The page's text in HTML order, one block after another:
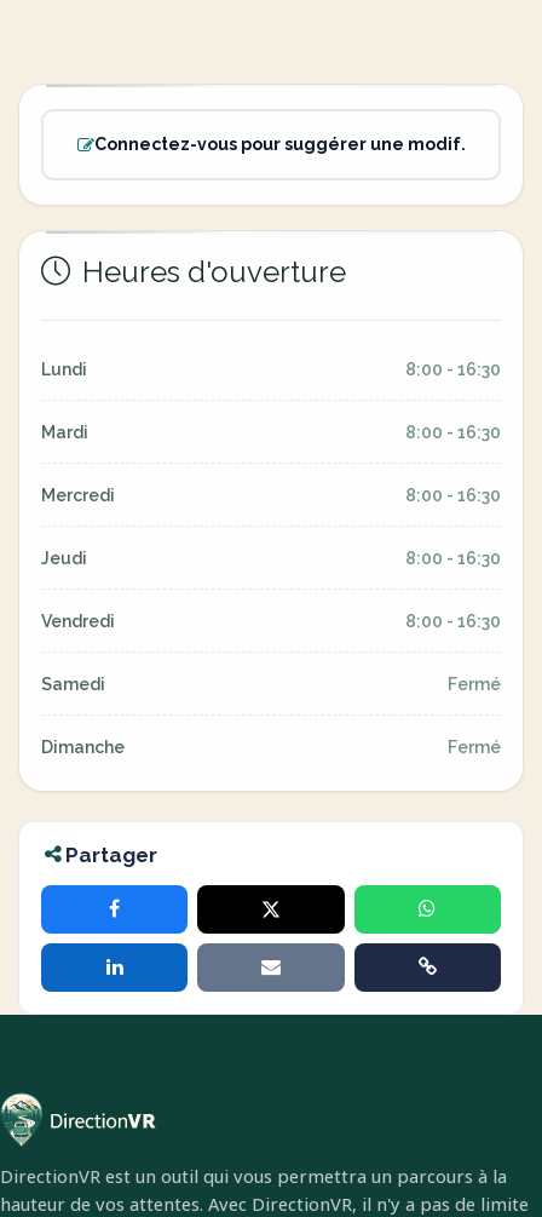
Connectez-vous pour suggérer une modif.
Heures d'ouverture
Lundi 8:00 - 16:30
Mardi 8:00 - 16:30
Mercredi 8:00 - 16:30
Jeudi 8:00 - 16:30
Vendredi 8:00 - 16:30
Samedi Fermé
Dimanche Fermé
Partager
DirectionVR est un outil qui vous permettra un parcours à la
hauteur de vos attentes. Avec DirectionVR, il n'y a pas de limite